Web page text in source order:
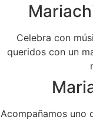
Celebra con
queridos con un
Acompañamos uno